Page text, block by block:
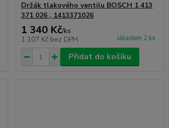
Držák tlakového ventilu BOSCH 1 413
371 026 , 1413371026
1 340 Kč/ks
1 107 Kč bez DPH skladem 2 ks
Přidat do košíku